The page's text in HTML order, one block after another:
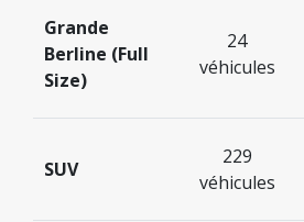
Grande
Berline (Full
Size)
24
véhicules
SUV
229
véhicules